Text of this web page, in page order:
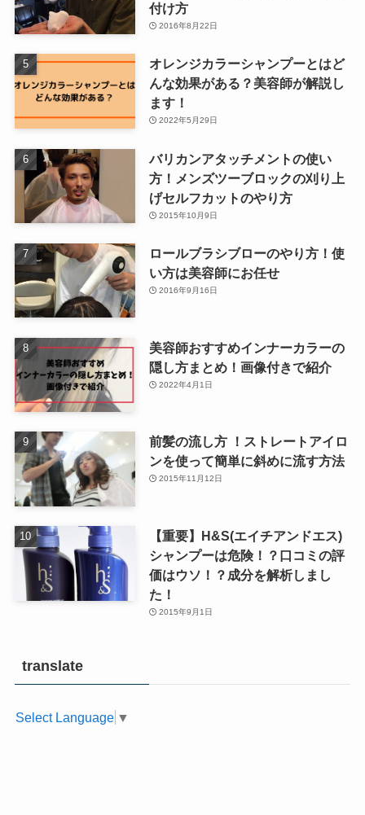
付け方
2016年8月22日
オレンジカラーシャンプーとはど
んな効果がある？美容師が解説し
ます！
2022年5月29日
バリカンアタッチメントの使い
方！メンズツーブロックの刈り上
げセルフカットのやり方
2015年10月9日
ロールブラシブローのやり方！使
い方は美容師にお任せ
2016年9月16日
美容師おすすめインナーカラーの
隠し方まとめ！画像付きで紹介
2022年4月1日
前髪の流し方 ！ストレートアイロ
ンを使って簡単に斜めに流す方法
2015年11月12日
【重要】H&S(エイチアンドエス)
シャンプーは危険！？口コミの評
価はウソ！？成分を解析しまし
た！
2015年9月1日
translate
Select Language ▼